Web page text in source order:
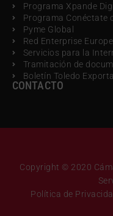
Programa Xpande
Programa Conéctate
Pyme Global
Red Enterprise
Servicios para la
Tramitación de
Boletín Toledo Exporta
CONTACTO
Copyright © 2020
Política de